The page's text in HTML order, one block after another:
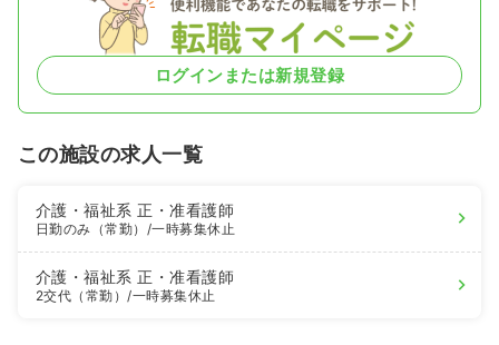
ログインまたは新規登録
この施設の求人一覧
介護・福祉系正・准看護師
日勤のみ（常勤） /一時募集休止
介護・福祉系正・准看護師
2交代（常勤） /一時募集休止